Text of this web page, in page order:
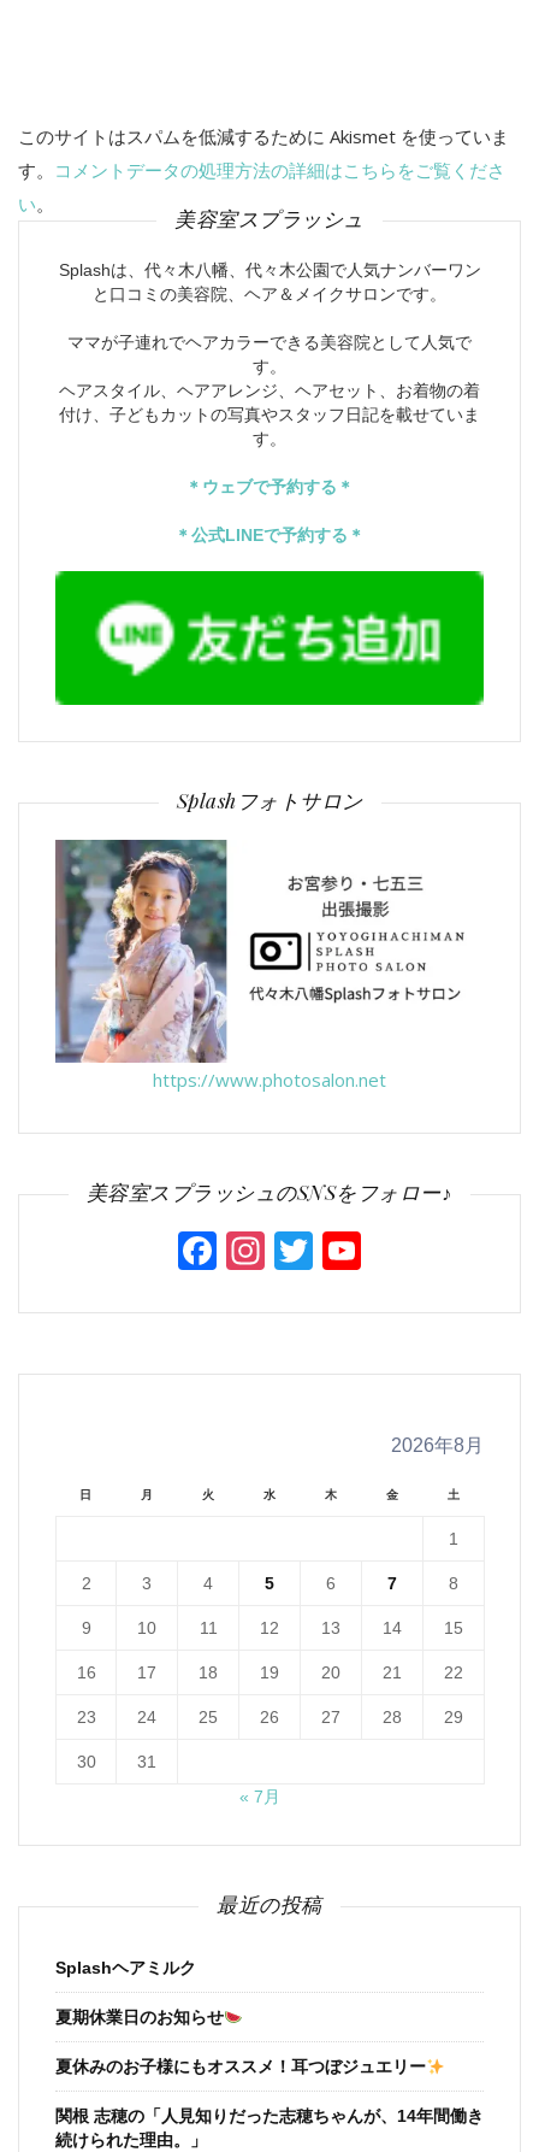
このサイトはスパムを低減するために Akismet を使っていま
す。 コメントデータの処理方法の詳細はこちらをご覧くださ
い。
美容室スプラッシュ
Splashは、代々木八幡、代々木公園で人気ナンバーワン
と口コミの美容院、ヘア＆メイクサロンです。
ママが子連れでヘアカラーできる美容院として人気で
す。
ヘアスタイル、ヘアアレンジ、ヘアセット、お着物の着
付け、子どもカットの写真やスタッフ日記を載せていま
す。
＊ウェブで予約する＊
＊公式LINEで予約する＊
Splashフォトサロン
https://www.photosalon.net
美容室スプラッシュのSNSをフォロー♪
Facebook
Instagram
Twitter
2026年8月
日 月 火 水 木 金 土
1
2 3 4 5 6 7 8
9 10 11 12 13 14 15
16 17 18 19 20 21 22
23 24 25 26 27 28 29
30
31
« 7月
最近の投稿
Splashヘアミルク
夏期休業日のお知らせ
夏休みのお子様にもオススメ！耳つぼジュエリー
関根 志穂の「人見知りだった志穂ちゃんが、14年間働き
続けられた理由。」